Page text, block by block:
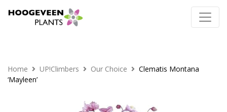
Home UP!Climbers Our Choice
Clematis Montana
‘Mayleen’